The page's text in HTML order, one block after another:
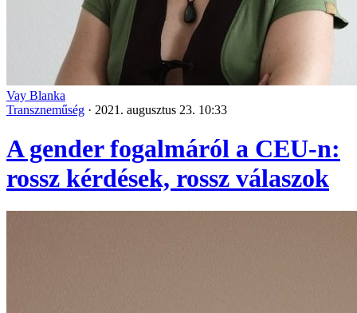
Vay Blanka
Transzneműség · 2021. augusztus 23. 10:33
A gender fogalmáról a CEU-n:
rossz kérdések, rossz válaszok